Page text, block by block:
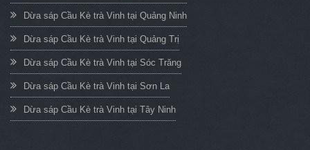
Dừa sáp Cầu Kè trà Vinh tại Quảng Ninh
Dừa sáp Cầu Kè trà Vinh tại Quảng Trị
Dừa sáp Cầu Kè trà Vinh tại Sóc Trăng
Dừa sáp Cầu Kè trà Vinh tại Sơn La
Dừa sáp Cầu Kè trà Vinh tại Tây Ninh